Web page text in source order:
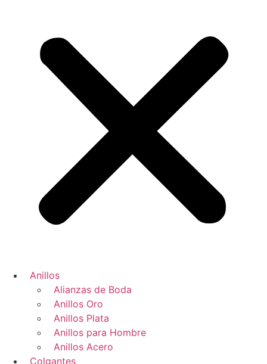
Anillos
Alianzas de Boda
Anillos Oro
Anillos Plata
Anillos para Hombre
Anillos Acero
Colgantes